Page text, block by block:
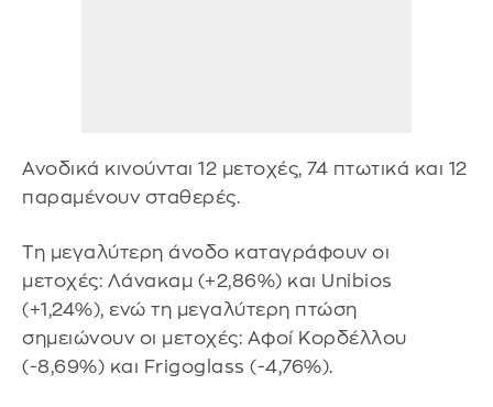
Ανοδικά κινούνται 12 μετοχές, 74 πτωτικά και 12
παραμένουν σταθερές.
Τη μεγαλύτερη άνοδο καταγράφουν οι
μετοχές: Λάνακαμ (+2,86%) και Unibios
(+1,24%), ενώ τη μεγαλύτερη πτώση
σημειώνουν οι μετοχές: Αφοί Κορδέλλου
(-8,69%) και Frigoglass (-4,76%).